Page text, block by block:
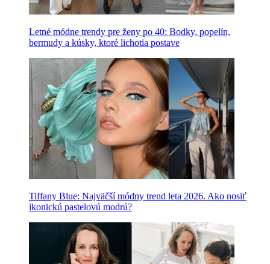
Letné módne trendy pre ženy po 40: Bodky, popelín,
bermudy a kúsky, ktoré lichotia postave
Tiffany Blue: Najväčší módny trend leta 2026. Ako nosiť
ikonickú pastelovú modrú?